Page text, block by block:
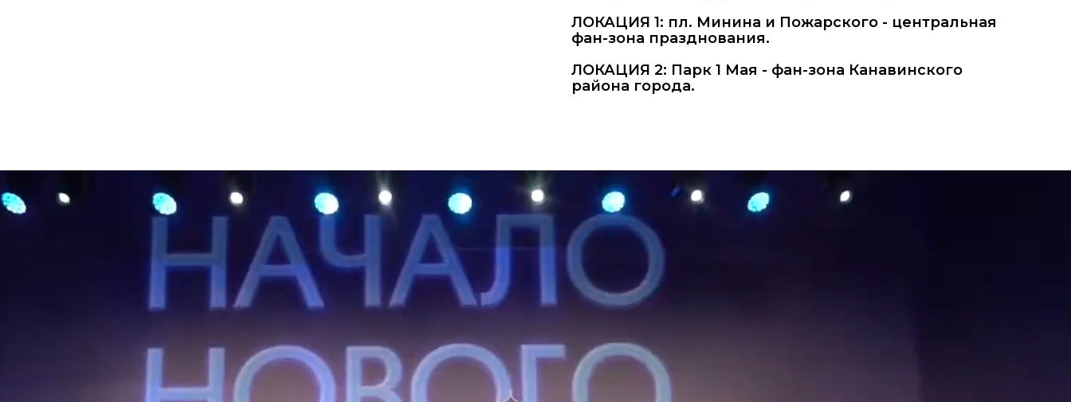
ЛОКАЦИЯ 1: пл. Минина и Пожарского - центральная
фан-зона празднования.
ЛОКАЦИЯ 2: Парк 1 Мая - фан-зона Канавинского
района города.